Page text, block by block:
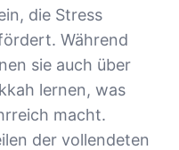
die Stress
Während
sie auch über
lernen, was
macht.
der vollendeten